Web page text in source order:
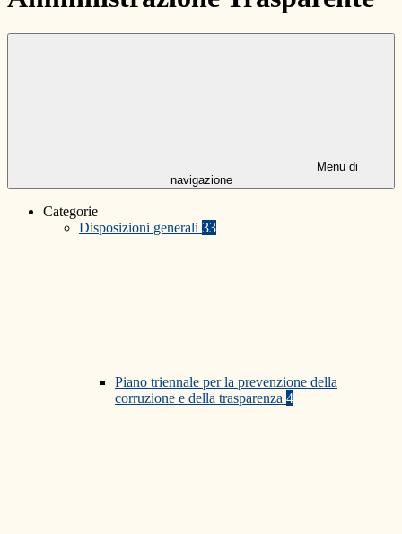
Menu di
navigazione
Categorie
Disposizioni generali 33
Piano triennale per la prevenzione della
corruzione e della trasparenza 4